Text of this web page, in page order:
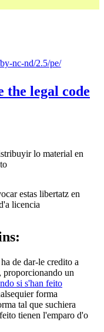
nc-nd/2.5/pe/
the legal code
lo material en
estas libertatz en
licencia
de dar-le credito a
, proporcionando un
si s'han feito
forma
tal que suchiera
tienen l'emparo d'o